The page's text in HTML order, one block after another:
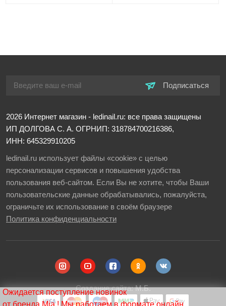
Подписаться
2026 Интернет магазин - ledinail.ru: все права защищены
ИП ДОЛГОВА С. А. ОГРНИП: 318784700216386,
ИНН: 645329910205
ledinail.ru использует файлы «cookie» с целью
персонализации сервисов и повышения удобства
пользования веб-сайтом. Если Вы не хотите, чтобы Ваши
пользовательские данные обрабатывались, пожалуйста,
ограничьте их использование в своём браузере
Политика конфиденциальности
Создание сайта:М.Б.
Ожидается поступление новинок
от бренда Mia ! Мы работаем в формате онлайн.